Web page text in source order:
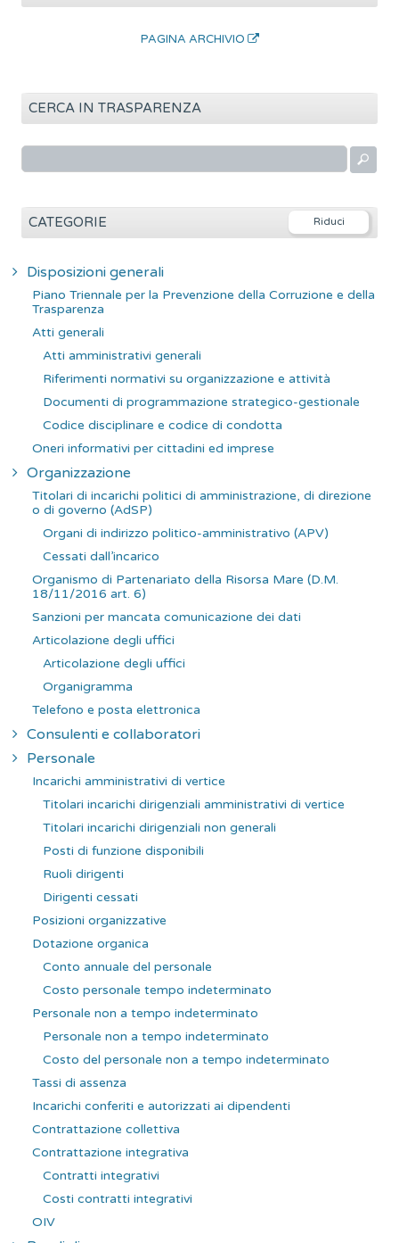
PAGINA ARCHIVIO
CERCA IN TRASPARENZA
r
CATEGORIE
Disposizioni generali
Piano Triennale per la Prevenzione della Corruzione e della
Trasparenza
Atti generali
Atti amministrativi generali
Riferimenti normativi su organizzazione e attività
Documenti di programmazione strategico-gestionale
Codice disciplinare e codice di condotta
Oneri informativi per cittadini ed imprese
Organizzazione
Titolari di incarichi politici di amministrazione, di direzione
o di governo (AdSP)
Organi di indirizzo politico-amministrativo (APV)
Cessati dall’incarico
Organismo di Partenariato della Risorsa Mare (D.M.
18/11/2016 art. 6)
Sanzioni per mancata comunicazione dei dati
Articolazione degli uffici
Articolazione degli uffici
Organigramma
Telefono e posta elettronica
Consulenti e collaboratori
Personale
Incarichi amministrativi di vertice
Titolari incarichi dirigenziali amministrativi di vertice
Titolari incarichi dirigenziali non generali
Posti di funzione disponibili
Ruoli dirigenti
Dirigenti cessati
Posizioni organizzative
Dotazione organica
Conto annuale del personale
Costo personale tempo indeterminato
Personale non a tempo indeterminato
Personale non a tempo indeterminato
Costo del personale non a tempo indeterminato
Tassi di assenza
Incarichi conferiti e autorizzati ai dipendenti
Contrattazione collettiva
Contrattazione integrativa
Contratti integrativi
Costi contratti integrativi
OIV